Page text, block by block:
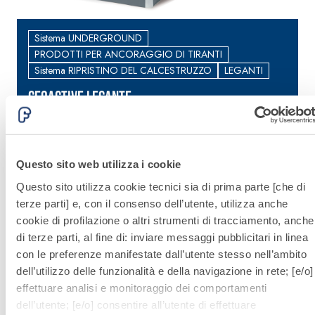
Questo sito web utilizza i cookie
Questo sito utilizza cookie tecnici sia di prima parte [che di
terze parti] e, con il consenso dell’utente, utilizza anche
cookie di profilazione o altri strumenti di tracciamento, anche
di terze parti, al fine di: inviare messaggi pubblicitari in linea
con le preferenze manifestate dall’utente stesso nell’ambito
dell’utilizzo delle funzionalità e della navigazione in rete; [e/o]
effettuare analisi e monitoraggio dei comportamenti
dell’utente; [e/o] consentire all’utente di effettuare
Sistema UNDERGROUND
PRODOTTI PER ANCORAGGIO DI TIRANTI
Sistema RIPRISTINO DEL CALCESTRUZZO
LEGANTI
GEOACTIVE LEGANTE
Legante cementizio espansivo superfluido per
il confezionamento di calcestruzzi, betoncini e
boiacca superfluida
Sistema